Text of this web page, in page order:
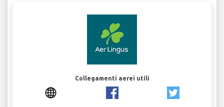
Collegamenti aerei utili